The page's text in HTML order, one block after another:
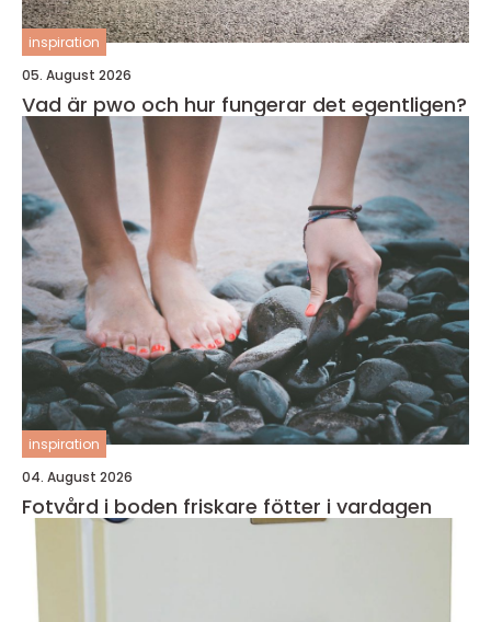
inspiration
05. August 2026
Vad är pwo och hur fungerar det egentligen?
inspiration
04. August 2026
Fotvård i boden friskare fötter i vardagen